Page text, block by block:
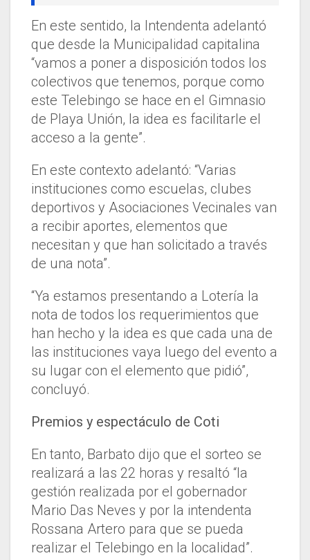
En este sentido, la Intendenta adelantó
que desde la Municipalidad capitalina
“vamos a poner a disposición todos los
colectivos que tenemos, porque como
este Telebingo se hace en el Gimnasio
de Playa Unión, la idea es facilitarle el
acceso a la gente”.
En este contexto adelantó: “Varias
instituciones como escuelas, clubes
deportivos y Asociaciones Vecinales van
a recibir aportes, elementos que
necesitan y que han solicitado a través
de una nota”.
“Ya estamos presentando a Lotería la
nota de todos los requerimientos que
han hecho y la idea es que cada una de
las instituciones vaya luego del evento a
su lugar con el elemento que pidió”,
concluyó.
Premios y espectáculo de Coti
En tanto, Barbato dijo que el sorteo se
realizará a las 22 horas y resaltó “la
gestión realizada por el gobernador
Mario Das Neves y por la intendenta
Rossana Artero para que se pueda
realizar el Telebingo en la localidad”.